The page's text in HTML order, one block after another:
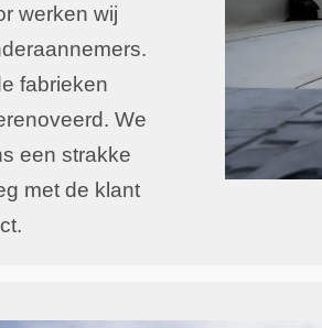
werken wij
fabrieken
We
een strakke
met de klant